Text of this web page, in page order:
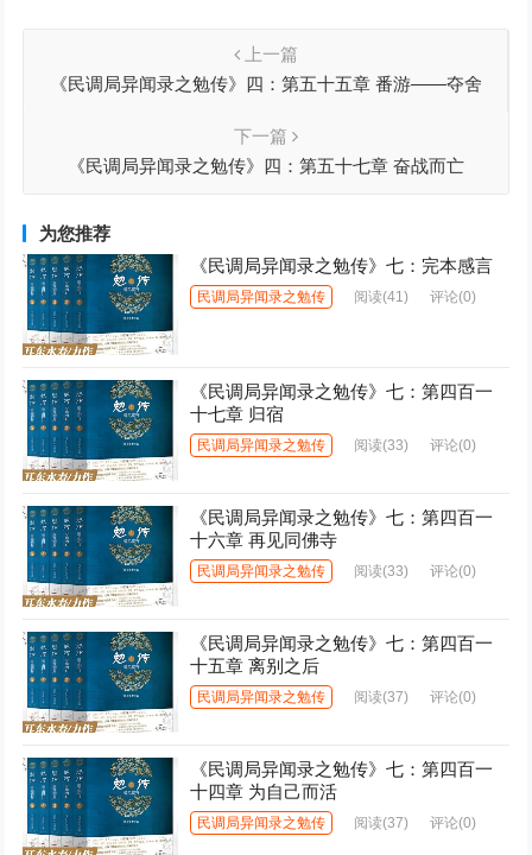
上一篇
《民调局异闻录之勉传》四：第五十五章 番游——夺舍
下一篇
《民调局异闻录之勉传》四：第五十七章 奋战而亡
为您推荐
《民调局异闻录之勉传》七：完本感言
民调局异闻录之勉传 阅读(41) 评论(0)
《民调局异闻录之勉传》七：第四百一
十七章 归宿
民调局异闻录之勉传 阅读(33) 评论(0)
《民调局异闻录之勉传》七：第四百一
十六章 再见同佛寺
民调局异闻录之勉传 阅读(33) 评论(0)
《民调局异闻录之勉传》七：第四百一
十五章 离别之后
民调局异闻录之勉传 阅读(37) 评论(0)
《民调局异闻录之勉传》七：第四百一
十四章 为自己而活
民调局异闻录之勉传 阅读(37) 评论(0)